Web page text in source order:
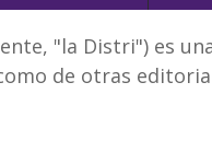
"la Distri") es
de otras